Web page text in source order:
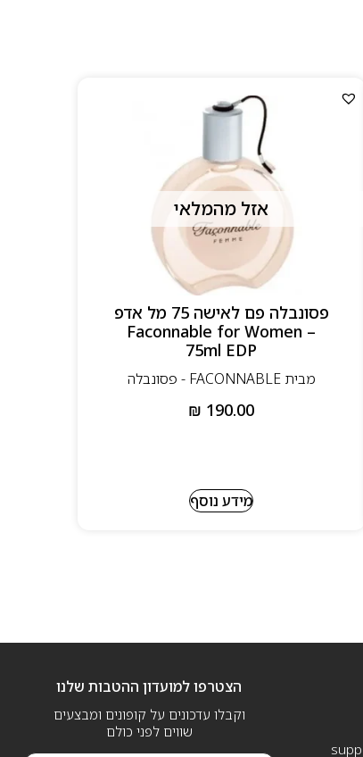
אזל מהמלאי
פסונבלה פם לאישה 75 מל אדפ
– Faconnable for Women
75ml EDP
מבית FACONNABLE - פסונבלה
₪ 190.00
מידע נוסף
הצטרפו למועדון ההטבות שלנו
וקבלו עדכונים על קופונים ומבצעים
שווים לפני כולם